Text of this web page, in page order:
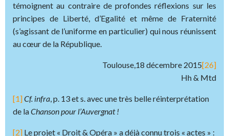
témoignent au contraire de profondes réflexions sur les
principes de Liberté, d’Egalité et même de Fraternité
(s’agissant de l’uniforme en particulier) qui nous réunissent
au cœur de la République.
Toulouse,18 décembre 2015[26]
Hh & Mtd
[1]Cf. infra, p. 13 et s. avec une très belle réinterprétation
de laChanson pour l’Auvergnat !
[2] Le projet « Droit & Opéra » a déjà connu trois « actes » :